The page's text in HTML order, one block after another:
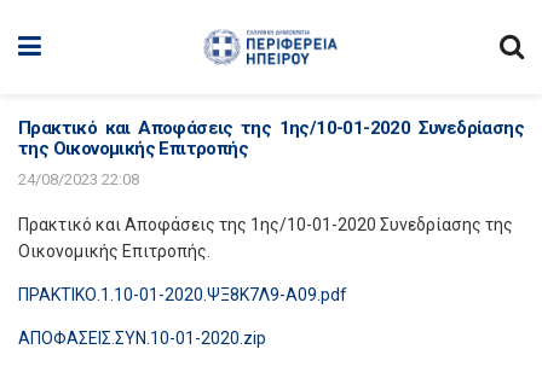
Πρακτικό και Αποφάσεις της 1ης/10-01-2020 Συνεδρίασης
της Οικονομικής Επιτροπής
24/08/2023 22:08
Πρακτικό και Αποφάσεις της 1ης/10-01-2020 Συνεδρίασης της
Οικονομικής Επιτροπής.
ΠΡΑΚΤΙΚΟ.1.10-01-2020.ΨΞ8Κ7Λ9-Α09.pdf
ΑΠΟΦΑΣΕΙΣ.ΣΥΝ.10-01-2020.zip